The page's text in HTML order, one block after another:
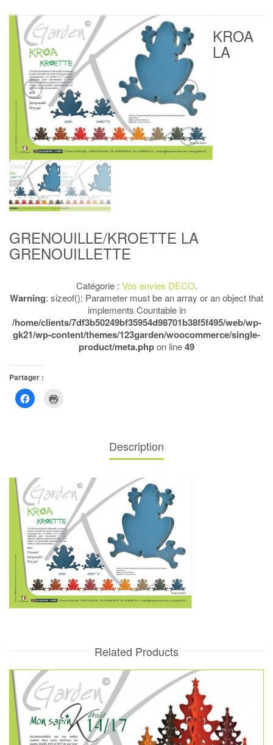
KROA
LA
GRENOUILLE/KROETTE LA
GRENOUILLETTE
Catégorie : Vos envies DECO.
Warning: sizeof(): Parameter must be an array or an object that
implements Countable in
/home/clients/7df3b50249bf35954d98701b38f5f495/web/wp-
gk21/wp-content/themes/123garden/woocommerce/single-
product/meta.phpon line49
Partager :
Cliquez
pour
Description
Related Products